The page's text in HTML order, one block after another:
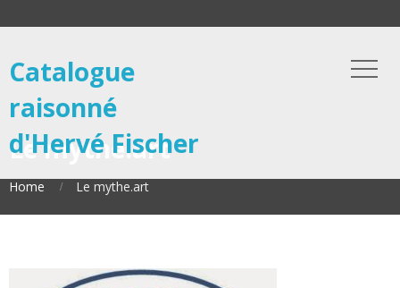
Catalogue
raisonné
d'Hervé Fischer
Le mythe.art
Home Le mythe.art